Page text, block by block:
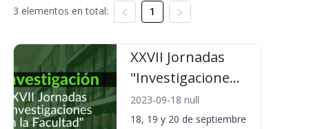
3 elementos en total: 1
XXVII Jornadas
"Investigacione...
2023-09-18 null
18, 19 y 20 de septiembre